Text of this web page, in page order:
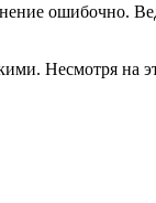
ошибочно.
Несмотря